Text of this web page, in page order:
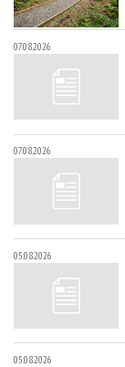
07.08.2026
07.08.2026
05.08.2026
05.08.2026